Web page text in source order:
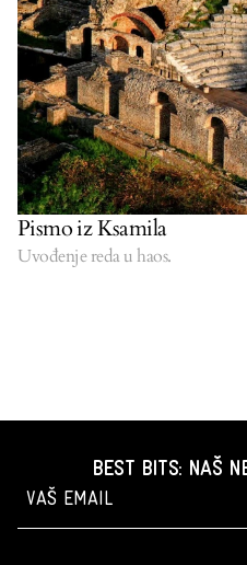
Pismo iz Ksamila
Uvođenje reda u haos.
BEST BITS: NAŠ